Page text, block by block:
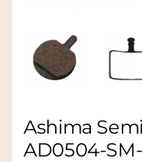
Ashima
AD0504-